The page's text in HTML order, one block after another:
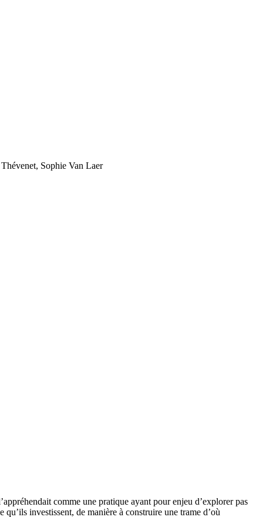
Sophie Van Laer
comme une pratique ayant pour enjeu d’explorer pas
investissent, de manière à construire une trame d’où